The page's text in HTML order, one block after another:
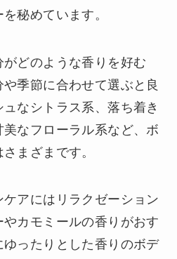
秘めています。
どのような香りを好む
季節に合わせて選ぶと良
なシトラス系、落ち着き
なフローラル系など、ボ
まざまです。
アにはリラクゼーション
カモミールの香りがおす
ったりとした香りのボデ